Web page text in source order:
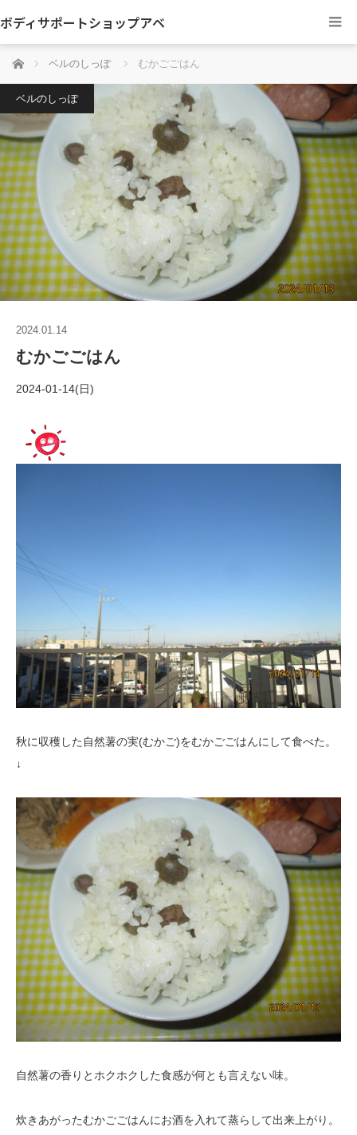
ボディサポートショップアベ
ホーム ベルのしっぽ むかごごはん
ベルのしっぽ
2024.01.14
むかごごはん
2024-01-14(日)
秋に収穫した自然薯の実(むかご)をむかごごはんにして食べた。
↓
自然薯の香りとホクホクした食感が何とも言えない味。
炊きあがったむかごごはんにお酒を入れて蒸らして出来上がり。